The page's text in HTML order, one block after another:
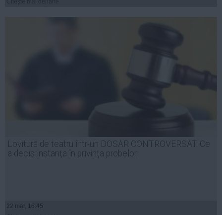
Lovitură de teatru într-un DOSAR CONTROVERSAT. Ce
a decis instanța în privința probelor
22 mar, 16:45